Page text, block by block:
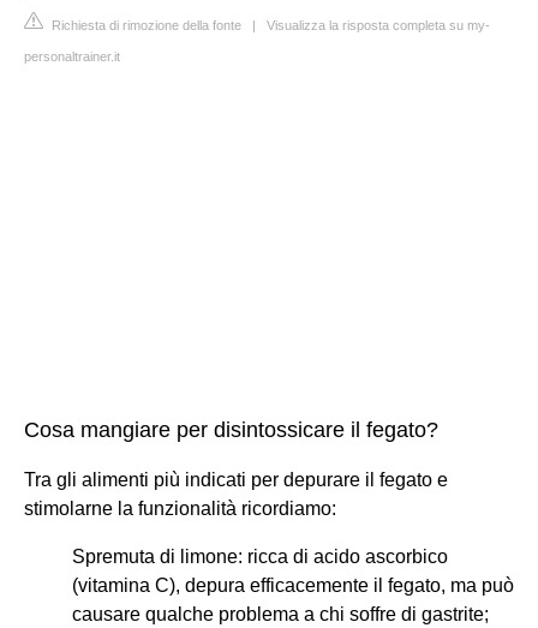
Richiesta di rimozione della fonte | Visualizza la risposta completa su my-
personaltrainer.it
Cosa mangiare per disintossicare il fegato?
Tra gli alimenti più indicati per depurare il fegato e
stimolarne la funzionalità ricordiamo:
Spremuta di limone: ricca di acido ascorbico
(vitamina C), depura efficacemente il fegato, ma può
causare qualche problema a chi soffre di gastrite;